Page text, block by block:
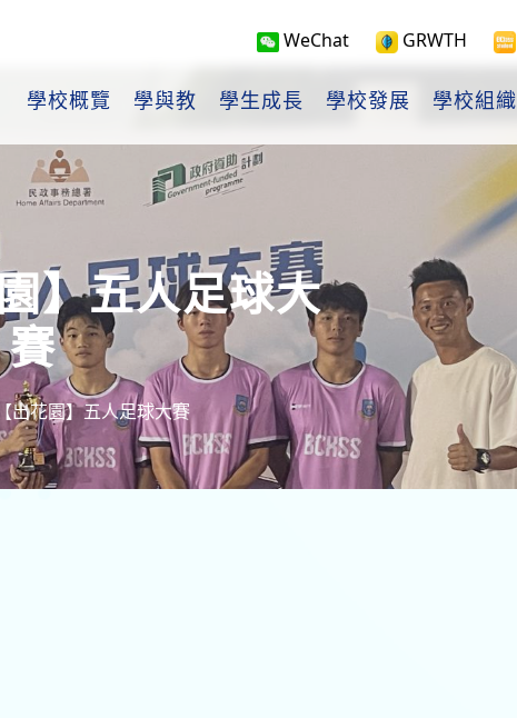
WeChat GRWTH
學校概覽 學與教 學生成長 學校發展 學校組織
】五人足球大
賽
出花園】五人足球大賽